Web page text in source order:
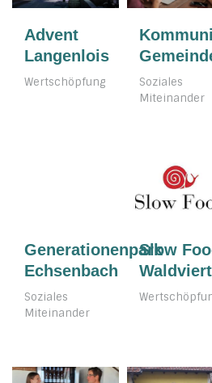
Advent
Langenlois
Wertschöpfung
Soziales
Miteinander
Generationenpark
Echsenbach
Soziales
Miteinander
Slow